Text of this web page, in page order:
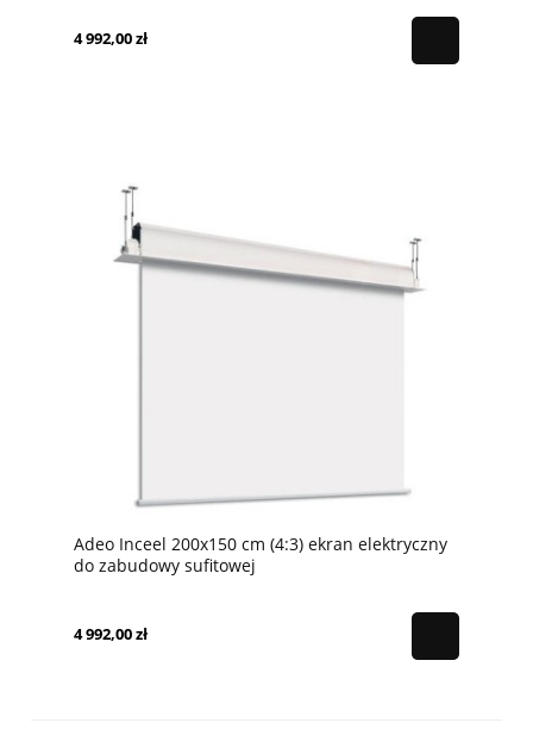
4 992,00 zł
Adeo Inceel 200x150 cm (4:3) ekran elektryczny
do zabudowy sufitowej
4 992,00 zł